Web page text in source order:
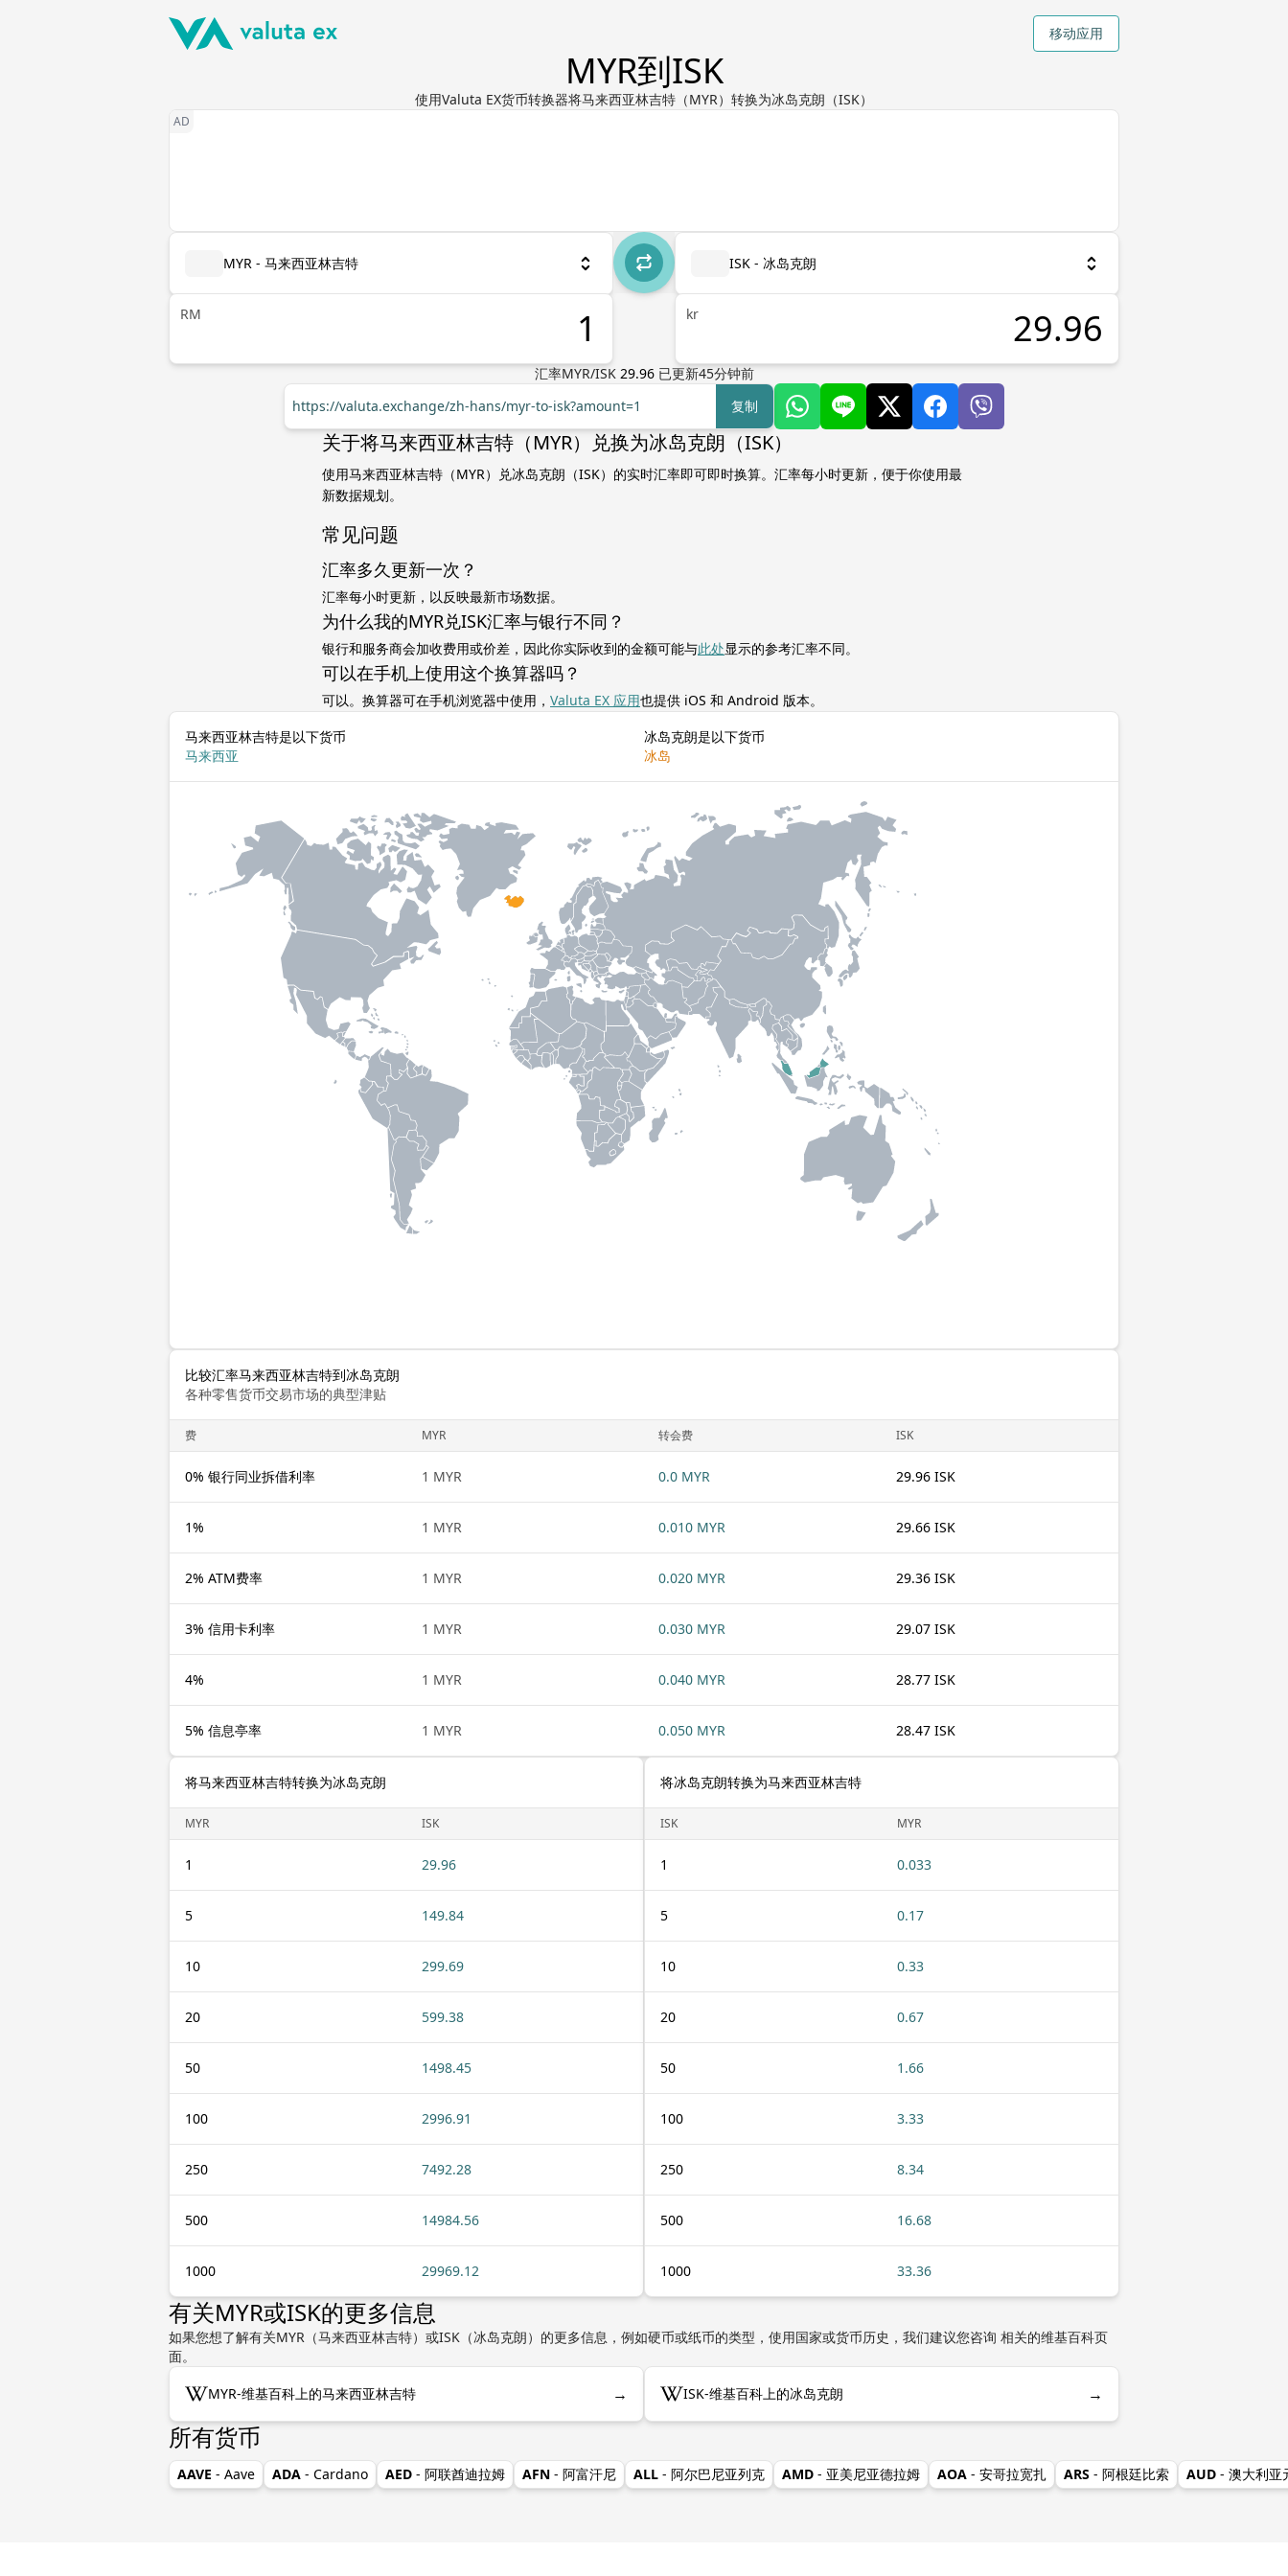
移动应用
MYR到ISK
使用Valuta EX货币转换器将马来西亚林吉特（MYR）转换为冰岛克朗（ISK）
MYR - 马来西亚林吉特
RM
ISK - 冰岛克朗
kr
汇率MYR/ISK 29.96 已更新45分钟前
https://valuta.exchange/zh-hans/myr-to-isk?amount=1
复制
关于将马来西亚林吉特（MYR）兑换为冰岛克朗（ISK）
使用马来西亚林吉特（MYR）兑冰岛克朗（ISK）的实时汇率即可即时换算。汇率每小时更新，便于你使用最
新数据规划。
常见问题
汇率多久更新一次？
汇率每小时更新，以反映最新市场数据。
为什么我的MYR兑ISK汇率与银行不同？
银行和服务商会加收费用或价差，因此你实际收到的金额可能与此处显示的参考汇率不同。
可以在手机上使用这个换算器吗？
可以。换算器可在手机浏览器中使用， Valuta EX 应用也提供 iOS 和 Android 版本。
马来西亚林吉特是以下货币
马来西亚
冰岛克朗是以下货币
冰岛
比较汇率马来西亚林吉特到冰岛克朗
各种零售货币交易市场的典型津贴
费 MYR 转会费 ISK
0% 银行同业拆借利率 1 MYR 0.0 MYR 29.96 ISK
1% 1 MYR 0.010 MYR 29.66 ISK
2% ATM费率 1 MYR 0.020 MYR 29.36 ISK
3% 信用卡利率 1 MYR 0.030 MYR 29.07 ISK
4% 1 MYR 0.040 MYR 28.77 ISK
5% 信息亭率 1 MYR 0.050 MYR 28.47 ISK
将马来西亚林吉特转换为冰岛克朗
MYR ISK
1 29.96
5 149.84
10 299.69
20 599.38
50 1498.45
100 2996.91
250 7492.28
500 14984.56
1000 29969.12
将冰岛克朗转换为马来西亚林吉特
ISK MYR
1 0.033
5 0.17
10 0.33
20 0.67
50 1.66
100 3.33
250 8.34
500 16.68
1000 33.36
有关MYR或ISK的更多信息
如果您想了解有关MYR（马来西亚林吉特）或ISK（冰岛克朗）的更多信息，例如硬币或纸币的类型，使用国家或货币历史，我们建议您咨询 相关的维基百科页
面。
MYR-维基百科上的马来西亚林吉特 → ISK-维基百科上的冰岛克朗 →
所有货币
AAVE - Aave ADA - Cardano AED - 阿联酋迪拉姆 AFN - 阿富汗尼 ALL - 阿尔巴尼亚列克 AMD - 亚美尼亚德拉姆 AOA - 安哥拉宽扎 ARS - 阿根廷比索 AUD - 澳大利亚